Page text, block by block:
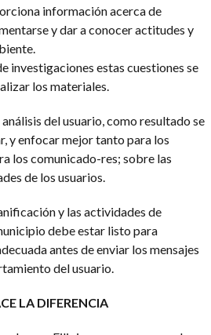
información acerca de
y dar a conocer actitudes y
investigaciones estas cuestiones se
los materiales.
del usuario, como resultado se
y enfocar mejor tanto para los
los comunicado-res; sobre las
de los usuarios.
y las actividades de
debe estar listo para
antes de enviar los mensajes
del usuario.
LA DIFERENCIA